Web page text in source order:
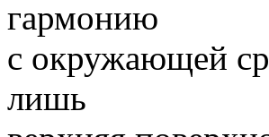
гармонию
с окружающей
лишь